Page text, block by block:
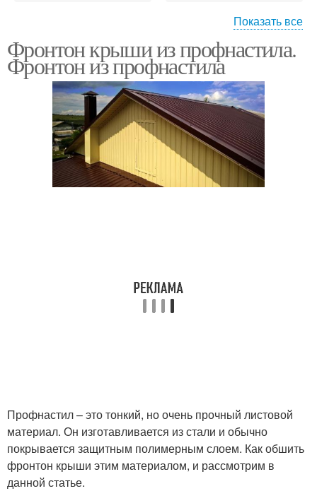
Система с фронтонами
Показать все
Фронтон крыши из профнастила.
Фронтон из профнастила
Профнастил – это тонкий, но очень прочный листовой
материал. Он изготавливается из стали и обычно
покрывается защитным полимерным слоем. Как обшить
фронтон крыши этим материалом, и рассмотрим в
данной статье.